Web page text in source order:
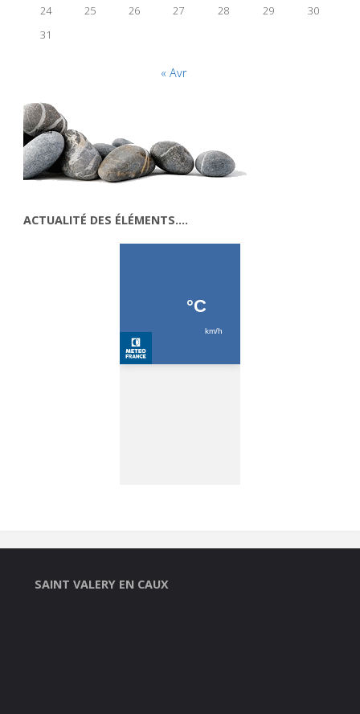
24 25 26 27 28 29
30
31
« Avr
ACTUALITÉ DES ÉLÉMENTS….
SAINT VALERY EN CAUX